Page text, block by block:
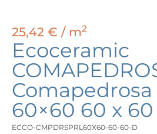
25,42 € / m2
Ecoceramic
Comapedrosa
60×60 60 x
ECCO-CMPDRSPRL60X60-60-60-D